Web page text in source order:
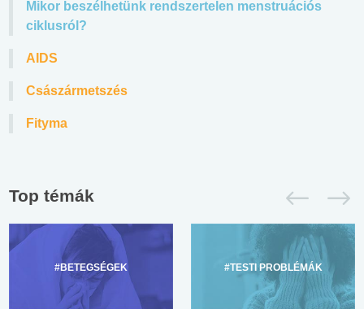
Mikor beszélhetünk rendszertelen menstruációs
ciklusról?
AIDS
Császármetszés
Fityma
Top témák
#BETEGSÉGEK #TESTI PROBLÉMÁK